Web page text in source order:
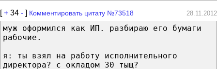
[+ 34 - ] Комментировать цитату №73518 28.11.2012
муж оформился как ИП. разбираю его бумаги
рабочие.
я: ты взял на работу исполнительного
директора? с окладом 30 тыщ?